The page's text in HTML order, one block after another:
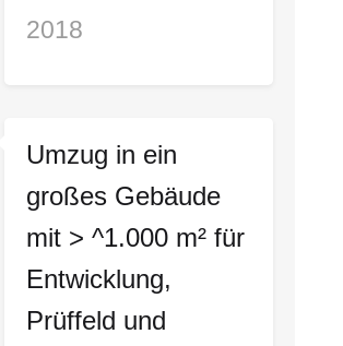
2018
Umzug in ein
großes Gebäude
mit > ^1.000 m² für
Entwicklung,
Prüffeld und